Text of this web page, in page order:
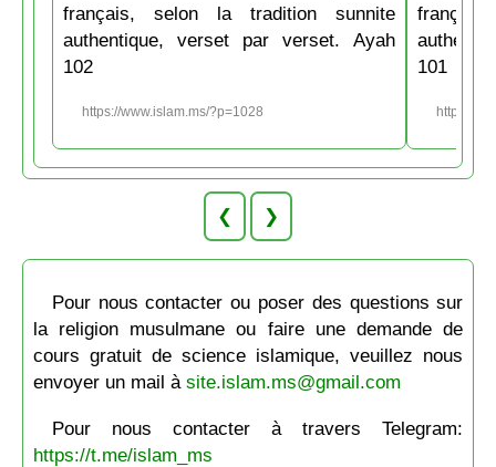
français, selon la tradition sunnite
authentique, verset par verset. Ayah
102
https://www.islam.ms/?p=1028
101
https://
❮ ❯
Pour nous contacter ou poser des questions sur
la religion musulmane ou faire une demande de
cours gratuit de science islamique, veuillez nous
envoyer un mail à site.islam.ms@gmail.com
Pour nous contacter à travers Telegram:
https://t.me/islam_ms